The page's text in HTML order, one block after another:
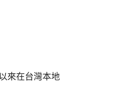
來在台灣本地